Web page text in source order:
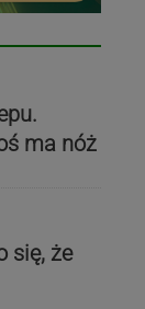
ma nóż
się, że